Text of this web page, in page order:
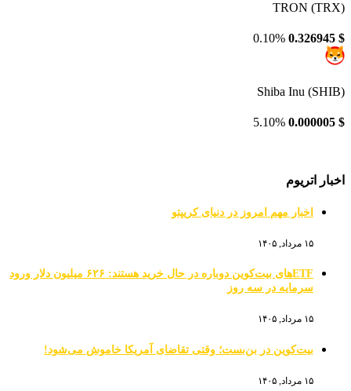
TRON (TRX)
$
0.326945
0.10%
Shiba Inu (SHIB)
$
0.000005
5.10%
اخبار اتریوم
اخبار مهم امروز در دنیای کریپتو
۱۵ مرداد, ۱۴۰۵
ETFهای بیت‌کوین دوباره در حال خرید هستند: ۶۲۶ میلیون دلار ورود
سرمایه در سه روز
۱۵ مرداد, ۱۴۰۵
بیت‌کوین در بن‌بست؛ وقتی تقاضای آمریکا خاموش می‌شود!
۱۵ مرداد, ۱۴۰۵